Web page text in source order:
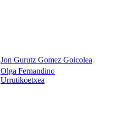
Jon Gurutz Gomez Goicolea
Olga Fernandino
Urrutikoetxea